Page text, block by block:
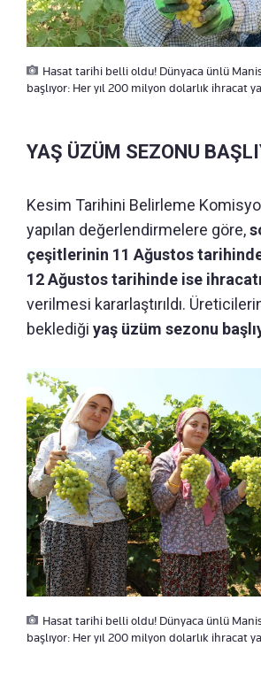
Hasat tarihi belli oldu! Dünyaca ünlü
başlıyor: Her yıl 200 milyon dolarlık ihracat
YAŞ ÜZÜM SEZONU
Kesim Tarihini Belirleme
yapılan değerlendirmelere göre,
çeşitlerinin 11 Ağustos
12 Ağustos tarihinde ise
verilmesi kararlaştırıldı.
beklediği yaş üzüm sezonu
Hasat tarihi belli oldu! Dünyaca ünlü
başlıyor: Her yıl 200 milyon dolarlık ihracat